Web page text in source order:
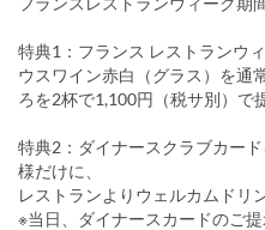
特典1：フランス レストランウ
ウスワイン赤白（グラス）を通
ろを2杯で1,100円（税サ別）で
特典2：ダイナースクラブカー
様だけに、
レストランよりウェルカムドリ
※当日、ダイナースカードのご